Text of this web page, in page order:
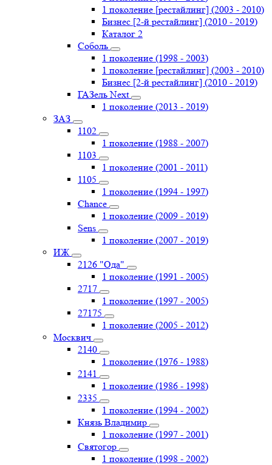
1 поколение [рестайлинг] (2003 - 2010)
Бизнес [2-й рестайлинг] (2010 - 2019)
Каталог 2
Соболь
1 поколение (1998 - 2003)
1 поколение [рестайлинг] (2003 - 2010)
Бизнес [2-й рестайлинг] (2010 - 2019)
ГАЗель Next
1 поколение (2013 - 2019)
ЗАЗ
1102
1 поколение (1988 - 2007)
1103
1 поколение (2001 - 2011)
1105
1 поколение (1994 - 1997)
Chance
1 поколение (2009 - 2019)
Sens
1 поколение (2007 - 2019)
ИЖ
2126 "Ода"
1 поколение (1991 - 2005)
2717
1 поколение (1997 - 2005)
27175
1 поколение (2005 - 2012)
Москвич
2140
1 поколение (1976 - 1988)
2141
1 поколение (1986 - 1998)
2335
1 поколение (1994 - 2002)
Князь Владимир
1 поколение (1997 - 2001)
Святогор
1 поколение (1998 - 2002)